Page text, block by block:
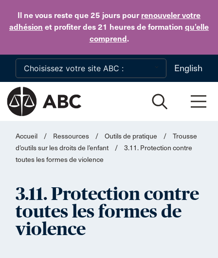
Il ne vous reste que 25 jours pour renouveler votre
adhésion et profiter des 21 heures de formation qu’elle
comprend.
Skip to main content
English
Accueil / Ressources / Outils de pratique /
Trousse
d’outils sur les droits de l’enfant
/
3.11. Protection contre
toutes les formes de violence
3.11. Protection contre
toutes les formes de
violence